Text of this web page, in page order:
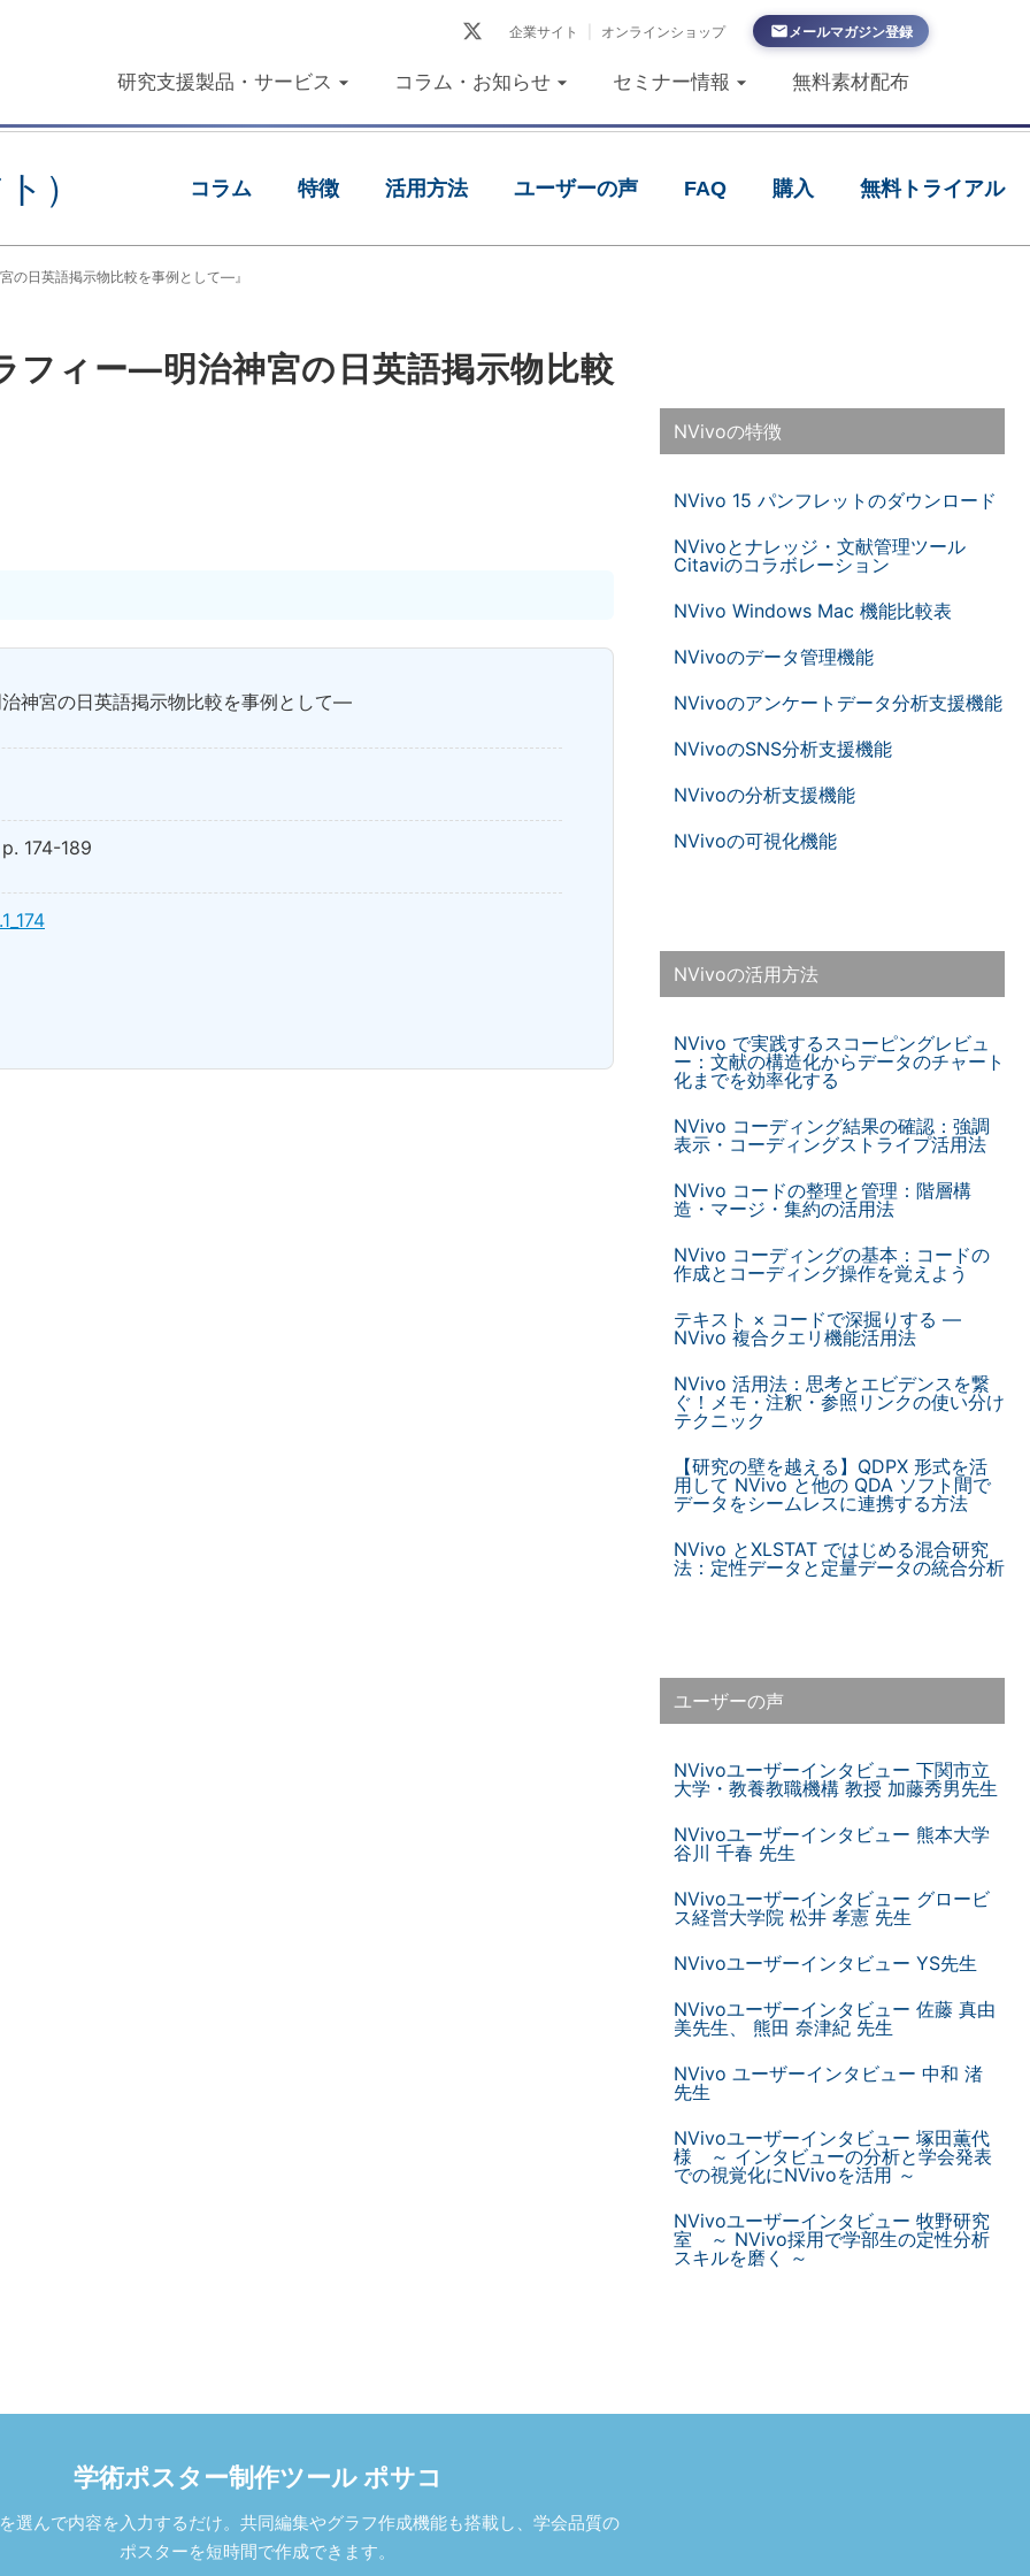
企業サイト オンラインショップ メールマガジン登録
研究支援製品・サービス コラム・お知らせ セミナー情報 無料素材配布
） コラム 特徴 活用方法 ユーザーの声 FAQ 購入 無料トライアル
の日英語掲示物比較を事例として―』
フィー―明治神宮の日英語掲示物比較
神宮の日英語掲示物比較を事例として―
174-189
NVivoの特徴
NVivo 15 パンフレットのダウンロード
NVivoとナレッジ・文献管理ツール
Citaviのコラボレーション
NVivo Windows Mac 機能比較表
NVivoのデータ管理機能
NVivoのアンケートデータ分析支援機能
NVivoのSNS分析支援機能
NVivoの分析支援機能
NVivoの可視化機能
NVivoの活用方法
NVivo で実践するスコーピングレビュ
ー：文献の構造化からデータのチャート
化までを効率化する
NVivo コーディング結果の確認：強調
表示・コーディングストライプ活用法
NVivo コードの整理と管理：階層構
造・マージ・集約の活用法
NVivo コーディングの基本：コードの
作成とコーディング操作を覚えよう
テキスト × コードで深掘りする —
NVivo 複合クエリ機能活用法
NVivo 活用法：思考とエビデンスを繋
ぐ！メモ・注釈・参照リンクの使い分け
テクニック
【研究の壁を越える】QDPX 形式を活
用して NVivo と他の QDA ソフト間で
データをシームレスに連携する方法
NVivo とXLSTAT ではじめる混合研究
法：定性データと定量データの統合分析
ユーザーの声
NVivoユーザーインタビュー 下関市立
大学・教養教職機構 教授 加藤秀男先生
NVivoユーザーインタビュー 熊本大学
谷川 千春 先生
NVivoユーザーインタビュー グロービ
ス経営大学院 松井 孝憲 先生
NVivoユーザーインタビュー YS先生
NVivoユーザーインタビュー 佐藤 真由
美先生、 熊田 奈津紀 先生
NVivo ユーザーインタビュー 中和 渚
先生
NVivoユーザーインタビュー 塚田薫代
様 ～ インタビューの分析と学会発表
での視覚化にNVivoを活用 ～
NVivoユーザーインタビュー 牧野研究
室 ～ NVivo採用で学部生の定性分析
スキルを磨く ～
学術ポスター制作ツール ポサコ
選んで内容を入力するだけ。共同編集やグラフ作成機能も搭載し、学会品質の
ポスターを短時間で作成できます。